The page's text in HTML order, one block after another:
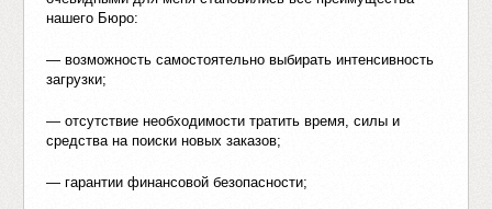
нашего Бюро:
— возможность самостоятельно выбирать интенсивность
загрузки;
— отсутствие необходимости тратить время, силы и
средства на поиски новых заказов;
— гарантии финансовой безопасности;